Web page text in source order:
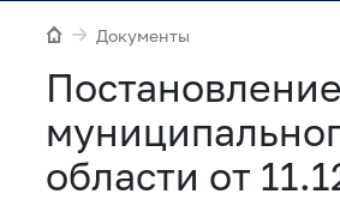
Документы
области от